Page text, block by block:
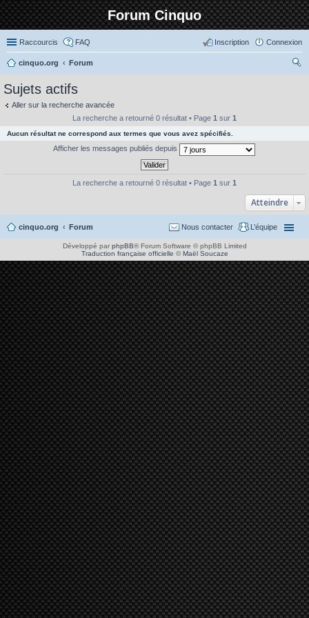
Forum Cinquo
Raccourcis FAQ Connexion
Inscription
cinquo.org
Forum
Sujets actifs
Aller sur la recherche avancée
La recherche a retourné 0 résultat • Page 1 sur 1
Aucun résultat ne correspond aux termes que vous avez spécifiés.
Afficher les messages publiés depuis
La recherche a retourné 0 résultat • Page 1 sur 1
Atteindre
cinquo.org Forum L’équipe
Nous contacter
Développé par phpBB® Forum Software © phpBB Limited
Traduction française officielle ©Maël Soucaze